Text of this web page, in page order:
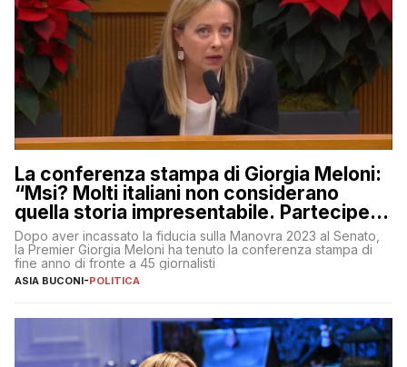
La conferenza stampa di Giorgia Meloni:
“Msi? Molti italiani non considerano
quella storia impresentabile. Parteciperò
al 25 aprile”
Dopo aver incassato la fiducia sulla Manovra 2023 al Senato,
la Premier Giorgia Meloni ha tenuto la conferenza stampa di
fine anno di fronte a 45 giornalisti
ASIA BUCONI-POLITICA